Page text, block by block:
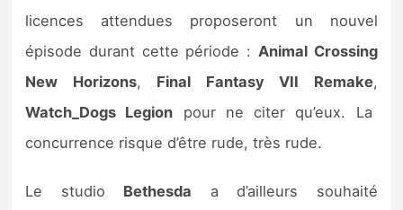
Bons plans
Guides
licences attendues proposeront un nouvel
épisode durant cette période : Animal Crossing
New Horizons, Final Fantasy VII Remake,
Watch_Dogs Legion pour ne citer qu’eux. La
concurrence risque d’être rude, très rude.
Le studio Bethesda a d’ailleurs souhaité